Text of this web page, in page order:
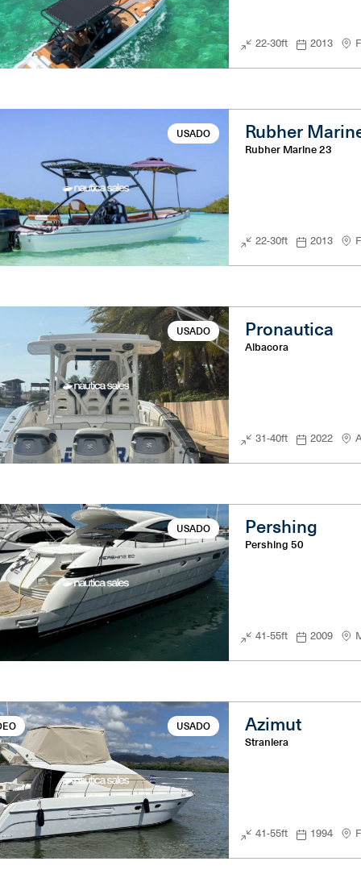
22-30ft 2013
USADO Rubher
Rubher Marine 23
22-30ft 2013
USADO Pronautica
Albacora
31-40ft 2022
USADO Pershing
Pershing 50
41-55ft 2009
USADO Azimut
Straniera
41-55ft 1994